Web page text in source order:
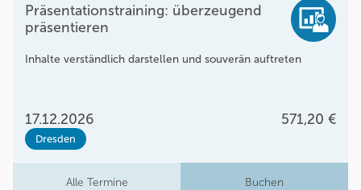
Präsentationstraining: überzeugend
präsentieren
Inhalte verständlich darstellen und souverän auftreten
17.12.2026 571,20 €
Dresden
Alle Termine Buchen